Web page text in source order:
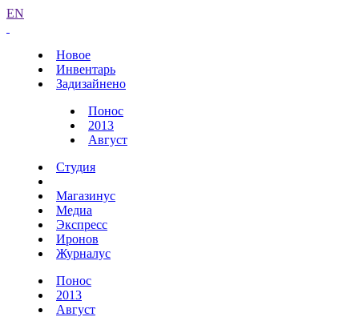
EN
Новое
Инвентарь
Задизайнено
Понос
2013
Август
Студия
Магазинус
Медиа
Экспресс
Иронов
Журналус
Понос
2013
Август